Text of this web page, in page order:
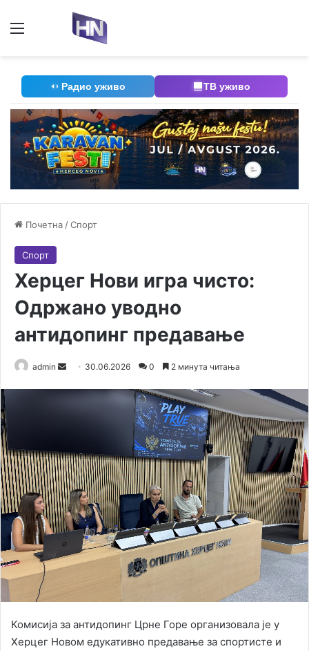
Радио уживо ТВ уживо
Почетна /Спорт
Спорт
Херцег Нови игра чисто:
Одржано уводно
антидопинг предавање
admin
e
m
a
i
l
30.06.2026 0 2 минута читања
Комисија за антидопинг Црне Горе организовала је у
Херцег Новом едукативно предавање за спортисте и